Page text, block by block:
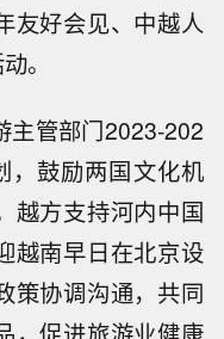
友好会见、中越人
。
主管部门2023-202
，鼓励两国文化机
越方支持河内中国
越南早日在北京设
策协调沟通，共同